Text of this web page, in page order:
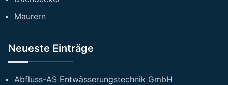
Maurern
Neueste Einträge
Abfluss-AS Entwässerungstechnik GmbH